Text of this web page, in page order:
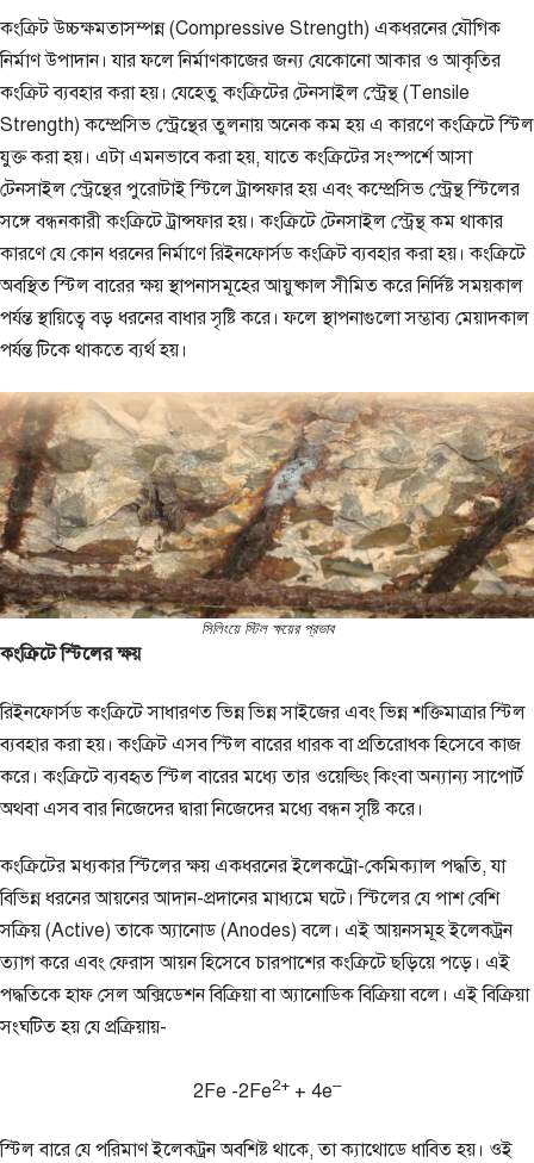
কংক্রিট উচ্চক্ষমতাসম্পন্ন (Compressive Strength) একধরনের যৌগিক
নির্মাণ উপাদান। যার ফলে নির্মাণকাজের জন্য যেকোনো আকার ও আকৃতির
কংক্রিট ব্যবহার করা হয়। যেহেতু কংক্রিটের টেনসাইল স্ট্রেন্থ (Tensile
Strength) কম্প্রেসিভ স্ট্রেন্থের তুলনায় অনেক কম হয় এ কারণে কংক্রিটে স্টিল
যুক্ত করা হয়। এটা এমনভাবে করা হয়, যাতে কংক্রিটের সংস্পর্শে আসা
টেনসাইল স্ট্রেন্থের পুরোটাই স্টিলে ট্রান্সফার হয় এবং কম্প্রেসিভ স্ট্রেন্থ স্টিলের
সঙ্গে বন্ধনকারী কংক্রিটে ট্রান্সফার হয়। কংক্রিটে টেনসাইল স্ট্রেন্থ কম থাকার
কারণে যে কোন ধরনের নির্মাণে রিইনফোর্সড কংক্রিট ব্যবহার করা হয়। কংক্রিটে
অবস্থিত স্টিল বারের ক্ষয় স্থাপনাসমূহের আয়ুষ্কাল সীমিত করে নির্দিষ্ট সময়কাল
পর্যন্ত স্থায়িত্বে বড় ধরনের বাধার সৃষ্টি করে। ফলে স্থাপনাগুলো সম্ভাব্য মেয়াদকাল
পর্যন্ত টিকে থাকতে ব্যর্থ হয়।
সিলিংয়ে স্টিল ক্ষয়ের প্রভাব
কংক্রিটে স্টিলের ক্ষয়
রিইনফোর্সড কংক্রিটে সাধারণত ভিন্ন ভিন্ন সাইজের এবং ভিন্ন শক্তিমাত্রার স্টিল
ব্যবহার করা হয়। কংক্রিট এসব স্টিল বারের ধারক বা প্রতিরোধক হিসেবে কাজ
করে। কংক্রিটে ব্যবহৃত স্টিল বারের মধ্যে তার ওয়েল্ডিং কিংবা অন্যান্য সাপোর্ট
অথবা এসব বার নিজেদের দ্বারা নিজেদের মধ্যে বন্ধন সৃষ্টি করে।
কংক্রিটের মধ্যকার স্টিলের ক্ষয় একধরনের ইলেকট্রো-কেমিক্যাল পদ্ধতি, যা
বিভিন্ন ধরনের আয়নের আদান-প্রদানের মাধ্যমে ঘটে। স্টিলের যে পাশ বেশি
সক্রিয় (Active) তাকে অ্যানোড (Anodes) বলে। এই আয়নসমূহ ইলেকট্রন
ত্যাগ করে এবং ফেরাস আয়ন হিসেবে চারপাশের কংক্রিটে ছড়িয়ে পড়ে। এই
পদ্ধতিকে হাফ সেল অক্সিডেশন বিক্রিয়া বা অ্যানোডিক বিক্রিয়া বলে। এই বিক্রিয়া
সংঘটিত হয় যে প্রক্রিয়ায়-
2Fe -2Fe2+ + 4e–
স্টিল বারে যে পরিমাণ ইলেকট্রন অবশিষ্ট থাকে, তা ক্যাথোডে ধাবিত হয়। ওই